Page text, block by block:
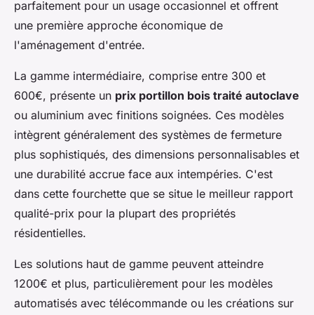
parfaitement pour un usage occasionnel et offrent
une première approche économique de
l'aménagement d'entrée.
La gamme intermédiaire, comprise entre 300 et
600€, présente un prix portillon bois traité autoclave
ou aluminium avec finitions soignées. Ces modèles
intègrent généralement des systèmes de fermeture
plus sophistiqués, des dimensions personnalisables et
une durabilité accrue face aux intempéries. C'est
dans cette fourchette que se situe le meilleur rapport
qualité-prix pour la plupart des propriétés
résidentielles.
Les solutions haut de gamme peuvent atteindre
1200€ et plus, particulièrement pour les modèles
automatisés avec télécommande ou les créations sur